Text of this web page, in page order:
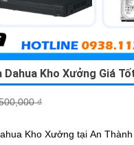
Dahua Kho Xưởng Giá
₫
Kho Xưởng tại An